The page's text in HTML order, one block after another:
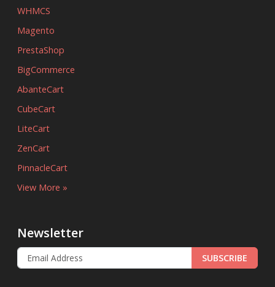
WHMCS
Magento
PrestaShop
BigCommerce
AbanteCart
CubeCart
LiteCart
ZenCart
PinnacleCart
View More »
Newsletter
SUBSCRIBE